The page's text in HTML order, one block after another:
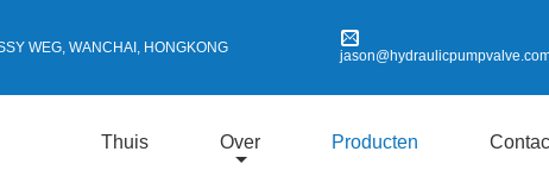
WEG, WANCHAI, HONGKONG
Thuis Over Producten